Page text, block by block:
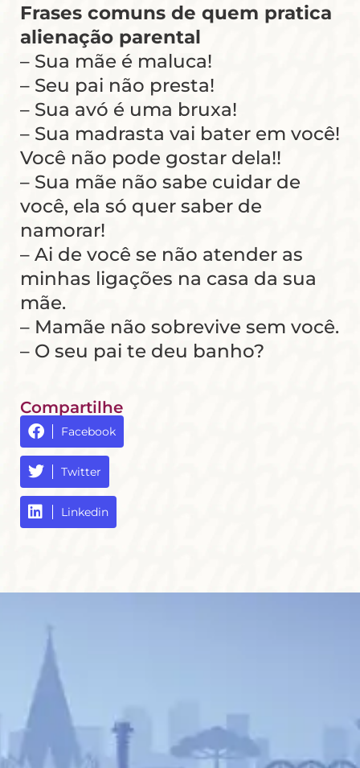
Frases comuns de quem pratica
alienação parental
– Sua mãe é maluca!
– Seu pai não presta!
– Sua avó é uma bruxa!
– Sua madrasta vai bater em você!
Você não pode gostar dela!!
– Sua mãe não sabe cuidar de
você, ela só quer saber de
namorar!
– Ai de você se não atender as
minhas ligações na casa da sua
mãe.
– Mamãe não sobrevive sem você.
– O seu pai te deu banho?
Compartilhe
Facebook
Twitter
Linkedin